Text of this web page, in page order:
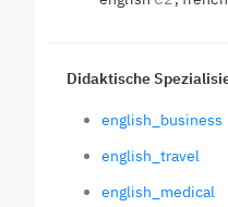
Didaktische
english_business
english_travel
english_medical